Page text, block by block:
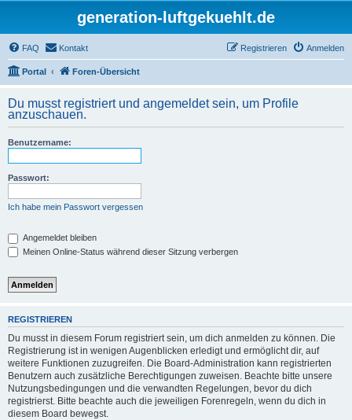
generation-luftgekuehlt.de
FAQ Kontakt Anmelden
Registrieren
Portal Foren-Übersicht
Du musst registriert und angemeldet sein, um Profile
anzuschauen.
Benutzername:
Passwort:
Ich habe mein Passwort vergessen
Angemeldet bleiben
Meinen Online-Status während dieser Sitzung verbergen
REGISTRIEREN
Du musst in diesem Forum registriert sein, um dich anmelden zu können. Die
Registrierung ist in wenigen Augenblicken erledigt und ermöglicht dir, auf
weitere Funktionen zuzugreifen. Die Board-Administration kann registrierten
Benutzern auch zusätzliche Berechtigungen zuweisen. Beachte bitte unsere
Nutzungsbedingungen und die verwandten Regelungen, bevor du dich
registrierst. Bitte beachte auch die jeweiligen Forenregeln, wenn du dich in
diesem Board bewegst.